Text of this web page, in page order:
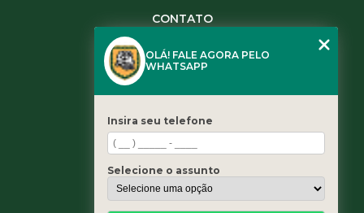
CONTATO
(11) 3461-5871
contato@leaoservicos.com.br
Home
Quem somos
Serviços
OLÁ! FALE AGORA PELO
WHATSAPP
Insira seu telefone
Selecione o assunto